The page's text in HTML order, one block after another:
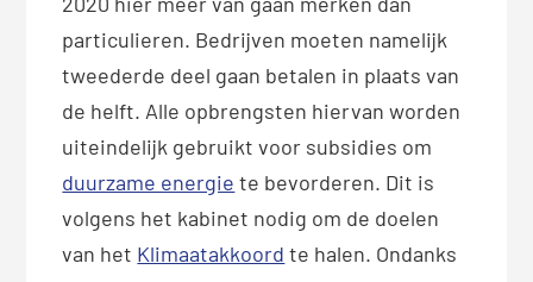
particulieren. Bedrijven moeten namelijk
tweederde deel gaan betalen in plaats van
de helft. Alle opbrengsten hiervan worden
uiteindelijk gebruikt voor subsidies om
duurzame energie te bevorderen. Dit is
volgens het kabinet nodig om de doelen
van het Klimaatakkoord te halen. Ondanks